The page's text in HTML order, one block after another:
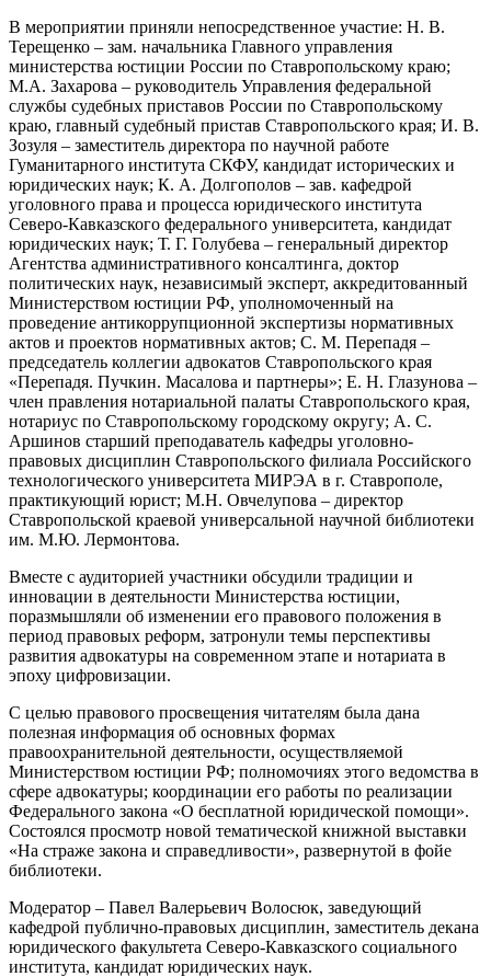
В мероприятии приняли непосредственное участие: Н. В.
Терещенко – зам. начальника Главного управления
министерства юстиции России по Ставропольскому краю;
М.А. Захарова – руководитель Управления федеральной
службы судебных приставов России по Ставропольскому
краю, главный судебный пристав Ставропольского края; И. В.
Зозуля – заместитель директора по научной работе
Гуманитарного института СКФУ, кандидат исторических и
юридических наук; К. А. Долгополов – зав. кафедрой
уголовного права и процесса юридического института
Северо-Кавказского федерального университета, кандидат
юридических наук; Т. Г. Голубева – генеральный директор
Агентства административного консалтинга, доктор
политических наук, независимый эксперт, аккредитованный
Министерством юстиции РФ, уполномоченный на
проведение антикоррупционной экспертизы нормативных
актов и проектов нормативных актов; С. М. Перепадя –
председатель коллегии адвокатов Ставропольского края
«Перепадя. Пучкин. Масалова и партнеры»; Е. Н. Глазунова –
член правления нотариальной палаты Ставропольского края,
нотариус по Ставропольскому городскому округу; А. С.
Аршинов старший преподаватель кафедры уголовно-
правовых дисциплин Ставропольского филиала Российского
технологического университета МИРЭА в г. Ставрополе,
практикующий юрист; М.Н. Овчелупова – директор
Ставропольской краевой универсальной научной библиотеки
им. М.Ю. Лермонтова.
Вместе с аудиторией участники обсудили традиции и
инновации в деятельности Министерства юстиции,
поразмышляли об изменении его правового положения в
период правовых реформ, затронули темы перспективы
развития адвокатуры на современном этапе и нотариата в
эпоху цифровизации.
С целью правового просвещения читателям была дана
полезная информация об основных формах
правоохранительной деятельности, осуществляемой
Министерством юстиции РФ; полномочиях этого ведомства в
сфере адвокатуры; координации его работы по реализации
Федерального закона «О бесплатной юридической помощи».
Состоялся просмотр новой тематической книжной выставки
«На страже закона и справедливости», развернутой в фойе
библиотеки.
Модератор – Павел Валерьевич Волосюк, заведующий
кафедрой публично-правовых дисциплин, заместитель декана
юридического факультета Северо-Кавказского социального
института, кандидат юридических наук.